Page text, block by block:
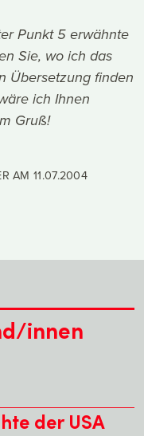
Punkt 5 erwähnte
Sie, wo ich das
Übersetzung finden
ich Ihnen
Gruß!
AM11.07.2004
innen
der USA